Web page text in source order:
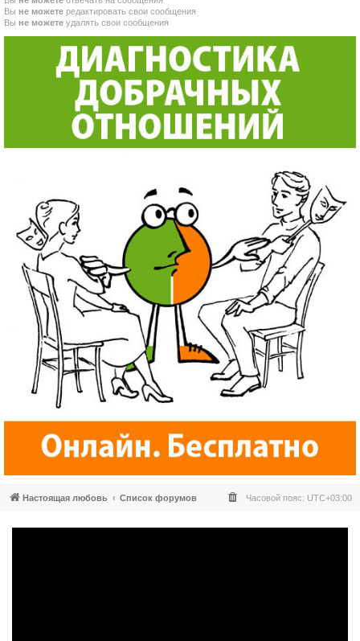
Вы не можете редактировать свои сообщения
Вы не можете удалять свои сообщения
Настоящая любовь Список форумов Часовой пояс: UTC+03:00